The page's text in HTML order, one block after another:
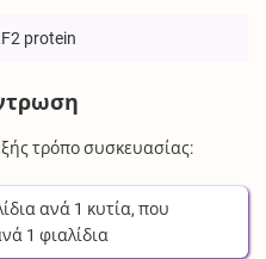
protein
τρόπο συσκευασίας:
ανά 1 κυτία, που
1 φιαλίδια